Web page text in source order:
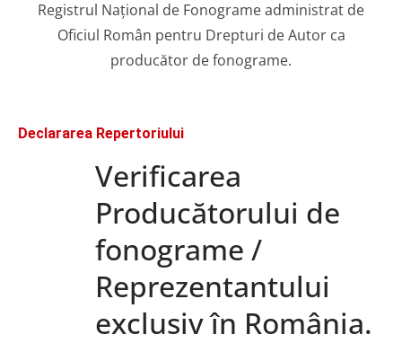
Registrul Național de Fonograme administrat de
Oficiul Român pentru Drepturi de Autor ca
producător de fonograme.
Declararea Repertoriului
Verificarea
Producătorului de
fonograme /
Reprezentantului
exclusiv în România.